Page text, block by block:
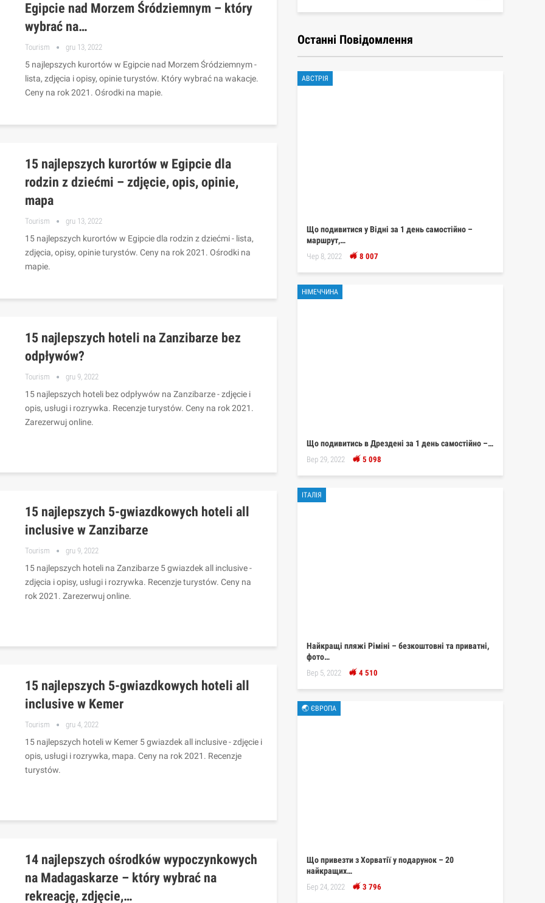
Egipcie nad Morzem Śródziemnym – który
wybrać na…
Tourism gru 13, 2022
5 najlepszych kurortów w Egipcie nad Morzem Śródziemnym -
lista, zdjęcia i opisy, opinie turystów. Który wybrać na wakacje.
Ceny na rok 2021. Ośrodki na mapie.
15 najlepszych kurortów w Egipcie dla
rodzin z dziećmi – zdjęcie, opis, opinie,
mapa
Tourism gru 13, 2022
15 najlepszych kurortów w Egipcie dla rodzin z dziećmi - lista,
zdjęcia, opisy, opinie turystów. Ceny na rok 2021. Ośrodki na
mapie.
15 najlepszych hoteli na Zanzibarze bez
odpływów?
Tourism gru 9, 2022
15 najlepszych hoteli bez odpływów na Zanzibarze - zdjęcie i
opis, usługi i rozrywka. Recenzje turystów. Ceny na rok 2021.
Zarezerwuj online.
15 najlepszych 5-gwiazdkowych hoteli all
inclusive w Zanzibarze
Tourism gru 9, 2022
15 najlepszych hoteli na Zanzibarze 5 gwiazdek all inclusive -
zdjęcia i opisy, usługi i rozrywka. Recenzje turystów. Ceny na
rok 2021. Zarezerwuj online.
15 najlepszych 5-gwiazdkowych hoteli all
inclusive w Kemer
Tourism gru 4, 2022
15 najlepszych hoteli w Kemer 5 gwiazdek all inclusive - zdjęcie i
opis, usługi i rozrywka, mapa. Ceny na rok 2021. Recenzje
turystów.
14 najlepszych ośrodków wypoczynkowych
na Madagaskarze – który wybrać na
rekreację, zdjęcie,…
Останні Повідомлення
АВСТРІЯ
Що подивитися у Відні за 1 день самостійно –
маршрут,…
Чер 8, 2022 8 007
НІМЕЧЧИНА
Що подивитись в Дрездені за 1 день самостійно –…
Вер 29, 2022 5 098
ІТАЛІЯ
Найкращі пляжі Ріміні – безкоштовні та приватні,
фото…
Вер 5, 2022 4 510
🌏 ЄВРОПА
Що привезти з Хорватії у подарунок – 20
найкращих…
Бер 24, 2022 3 796